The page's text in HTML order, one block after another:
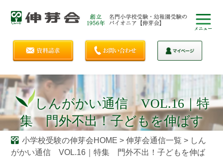
しんがかい通信 VOL.16｜特
集 門外不出！子どもを伸ばす
「魔法のことば」(2)
小学校受験の伸芽会HOME > 伸芽会通信一覧 > しん
がかい通信 VOL.16｜特集 門外不出！子どもを伸ば